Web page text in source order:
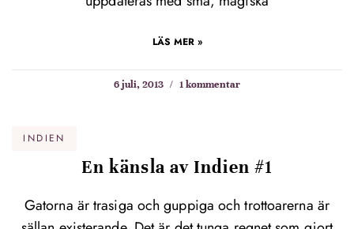
LÄS MER »
6 juli, 2013 1 kommentar
INDIEN
En känsla av Indien #1
Gatorna är trasiga och guppiga och trottoarerna är